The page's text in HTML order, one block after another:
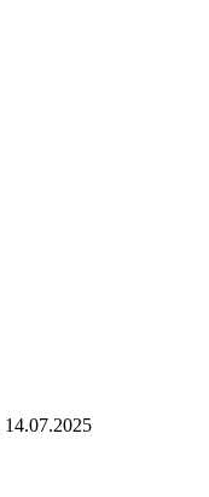
14.07.2025